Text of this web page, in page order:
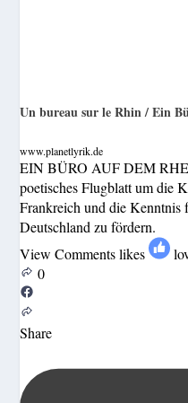
Un bureau sur le Rhin / Ein
www.planetlyrik.de
EIN BÜRO AUF DEM
poetisches Flugblatt um die
Frankreich und die Kenntnis
Deutschland zu fördern.
View Comments likes
0
Share